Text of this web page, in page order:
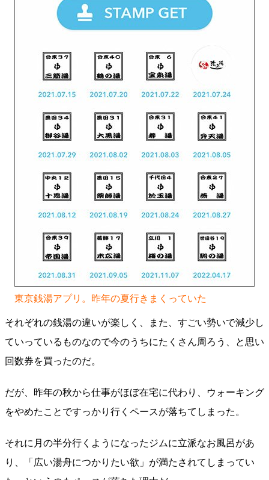
東京銭湯アプリ。昨年の夏行きまくっていた
それぞれの銭湯の違いが楽しく、また、すごい勢いで減少し
ていっているものなので今のうちにたくさん周ろう、と思い
回数券を買ったのだ。
だが、昨年の秋から仕事がほぼ在宅に代わり、ウォーキング
をやめたことですっかり行くペースが落ちてしまった。
それに月の半分行くようになったジムに立派なお風呂があ
り、「広い湯舟につかりたい欲」が満たされてしまってい